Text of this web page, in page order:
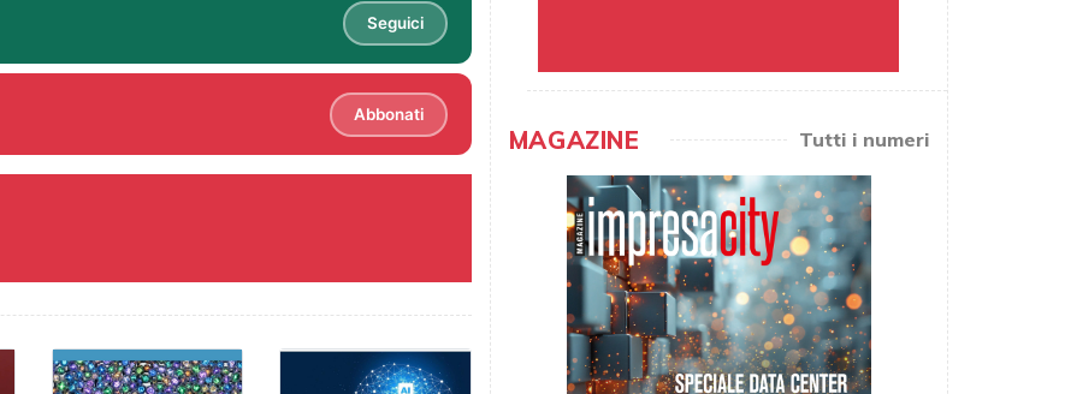
Seguici
Abbonati
MAGAZINE Tutti i numeri